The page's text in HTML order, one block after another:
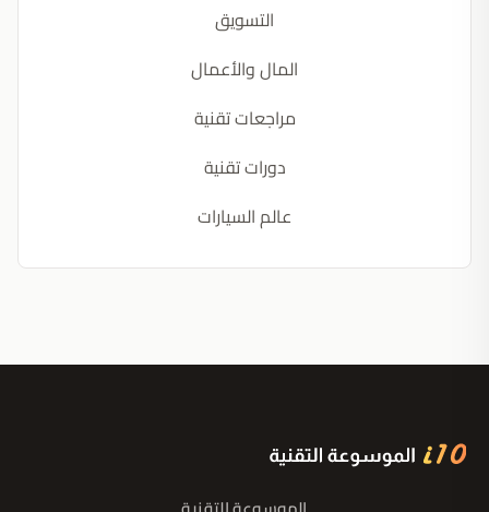
التسويق
المال والأعمال
مراجعات تقنية
دورات تقنية
عالم السيارات